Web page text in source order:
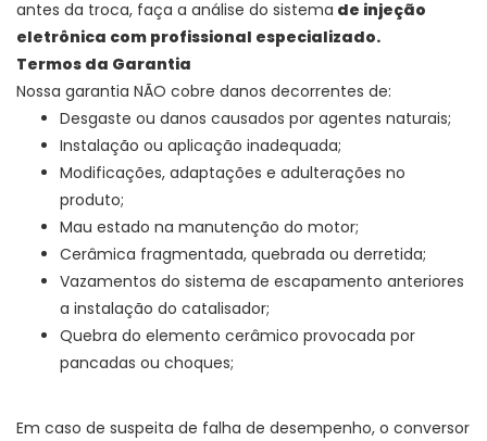
antes da troca, faça a análise do sistema de injeção
eletrônica com profissional especializado.
Termos da Garantia
Nossa garantia NÃO cobre danos decorrentes de:
Desgaste ou danos causados por agentes naturais;
Instalação ou aplicação inadequada;
Modificações, adaptações e adulterações no
produto;
Mau estado na manutenção do motor;
Cerâmica fragmentada, quebrada ou derretida;
Vazamentos do sistema de escapamento anteriores
a instalação do catalisador;
Quebra do elemento cerâmico provocada por
pancadas ou choques;
Em caso de suspeita de falha de desempenho, o conversor